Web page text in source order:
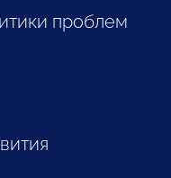
проблем